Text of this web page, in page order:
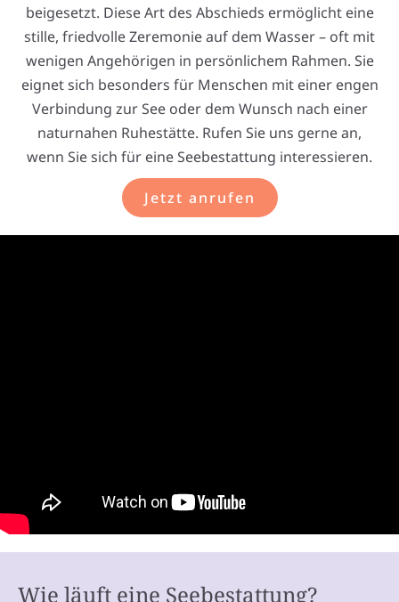
beigesetzt. Diese Art des Abschieds ermöglicht eine
stille, friedvolle Zeremonie auf dem Wasser – oft mit
wenigen Angehörigen in persönlichem Rahmen. Sie
eignet sich besonders für Menschen mit einer engen
Verbindung zur See oder dem Wunsch nach einer
naturnahen Ruhestätte. Rufen Sie uns gerne an,
wenn Sie sich für eine Seebestattung interessieren.
Jetzt anrufen
Wie läuft eine Seebestattung?